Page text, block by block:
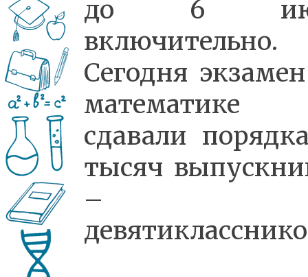
до 6
включительно.
Сегодня
математике
сдавали
тысяч
–